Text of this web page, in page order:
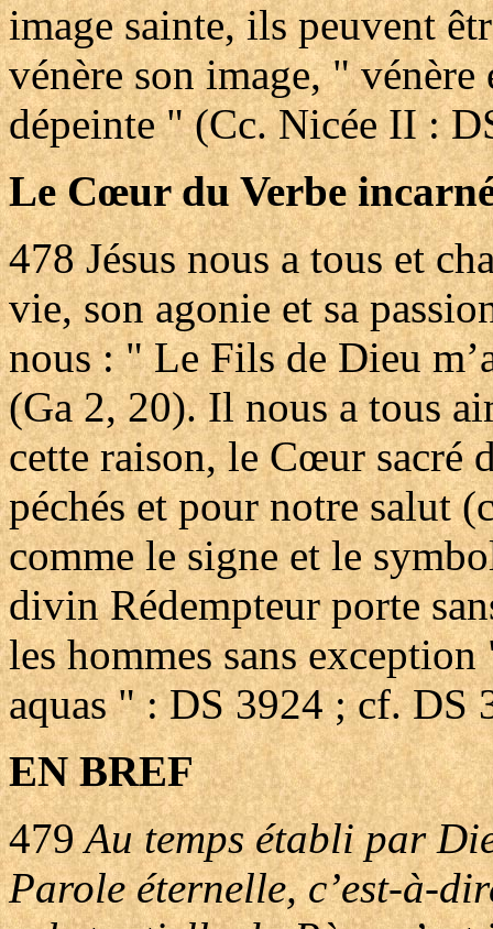
image sainte, ils peuvent
vénère son image, "
dépeinte " (Cc. Nicée II :
Le Cœur du Verbe
478 Jésus nous a tous et
vie, son agonie et sa
nous : " Le Fils de Dieu
(Ga 2, 20). Il nous a tous
cette raison, le Cœur sacré
péchés et pour notre salut
comme le signe et le
divin Rédempteur porte
les hommes sans
aquas " : DS 3924 ; cf. DS
EN BREF
479Au temps établi par
Parole éternelle, c’est-à-